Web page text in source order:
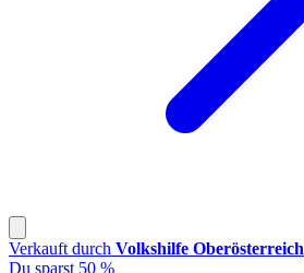
Verkauft durch Volkshilfe Oberösterreich
Du sparst 50 %